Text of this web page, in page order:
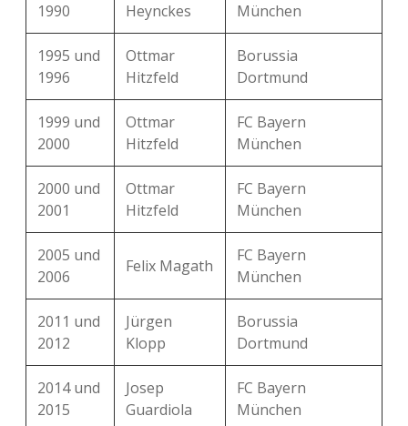
1990
Heynckes
München
1995 und
1996
Ottmar
Hitzfeld
Borussia
Dortmund
1999 und
2000
Ottmar
Hitzfeld
FC Bayern
München
2000 und
2001
Ottmar
Hitzfeld
FC Bayern
München
2005 und
2006
Felix Magath
FC Bayern
München
2011 und
2012
Jürgen
Klopp
Borussia
Dortmund
2014 und
2015
Josep
Guardiola
FC Bayern
München